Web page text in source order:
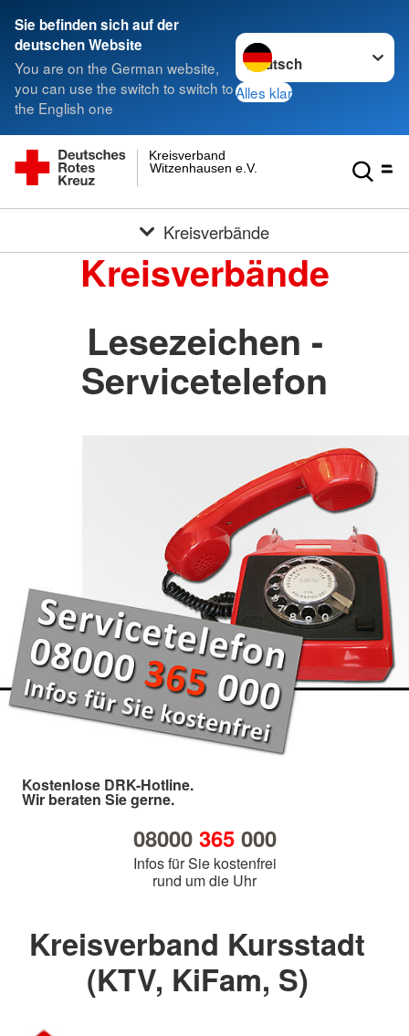
Sie befinden sich auf der
deutschen Website
You are on the German website,
you can use the switch to switch to
the English one
Sprache wechseln zu
Alles klar
Witzenhausen e.V.
Kreisverband
Kreisverbände
Kreisverbände
Lesezeichen -
Servicetelefon
Kostenlose DRK-Hotline.
Wir beraten Sie gerne.
08000 365000
Infos für Sie kostenfrei
rund um die Uhr
Kreisverband Kursstadt
(KTV, KiFam, S)